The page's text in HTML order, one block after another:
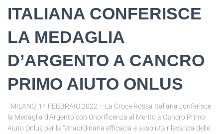
ITALIANA CONFERISCE
LA MEDAGLIA
D’ARGENTO A CANCRO
PRIMO AIUTO ONLUS
MILANO, 14 FEBBRAIO 2022 – La Croce Rossa Italiana conferisce
la Medaglia d’Argento con Onorificenza al Merito a Cancro Primo
Aiuto Onlus per la “straordinaria efficacia e assoluta rilevanza delle